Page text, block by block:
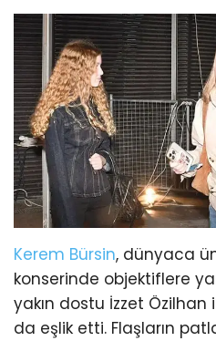
Kerem Bürsin, dünyaca
konserinde objektiflere
yakın dostu İzzet Özilhan
da eşlik etti. Flaşların